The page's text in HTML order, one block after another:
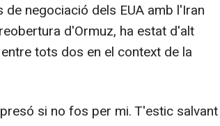
negociació dels EUA amb l'Iran
d'Ormuz, ha estat d'alt
tots dos en el context de la
si no fos per mi. T'estic salvant